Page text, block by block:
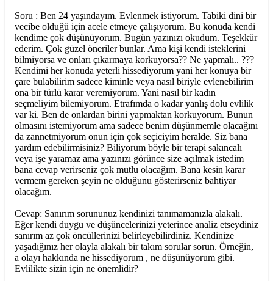
Soru : Ben 24 yaşındayım. Evlenmek istiyorum. Tabiki dini bir
vecibe olduğü için acele etmeye çalışıyorum. Bu konuda kendi
kendime çok düşünüyorum. Bugün yazınızı okudum. Teşekkür
ederim. Çok güzel öneriler bunlar. Ama kişi kendi isteklerini
bilmiyorsa ve onları çıkarmaya korkuyorsa?? Ne yapmalı.. ???
Kendimi her konuda yeterli hissediyorum yani her konuya bir
çare bulabilirim sadece kiminle veya nasıl biriyle evlenebilirim
ona bir türlü karar veremiyorum. Yani nasıl bir kadın
seçmeliyim bilemiyorum. Etrafımda o kadar yanlış dolu evlilik
var ki. Ben de onlardan birini yapmaktan korkuyorum. Bunun
olmasını istemiyorum ama sadece benim düşünmemle olacağını
da zannetmiyorum onun için çok seçiciyim heralde. Siz bana
yardım edebilirmisiniz? Biliyorum böyle bir terapi sakıncalı
veya işe yaramaz ama yazınızı görünce size açılmak istedim
bana cevap verirseniz çok mutlu olacağım. Bana kesin karar
vermem gereken şeyin ne olduğunu gösterirseniz bahtiyar
olacağım.
Cevap: Sanırım sorununuz kendinizi tanımamanızla alakalı.
Eğer kendi duygu ve düşüncelerinizi yeterince analiz etseydiniz
sanırım az çok öncüllerinizi belirleyebilirdiniz. Kendinize
yaşadığınız her olayla alakalı bir takım sorular sorun. Örneğin,
a olayı hakkında ne hissediyorum , ne düşünüyorum gibi.
Evlilikte sizin için ne önemlidir?